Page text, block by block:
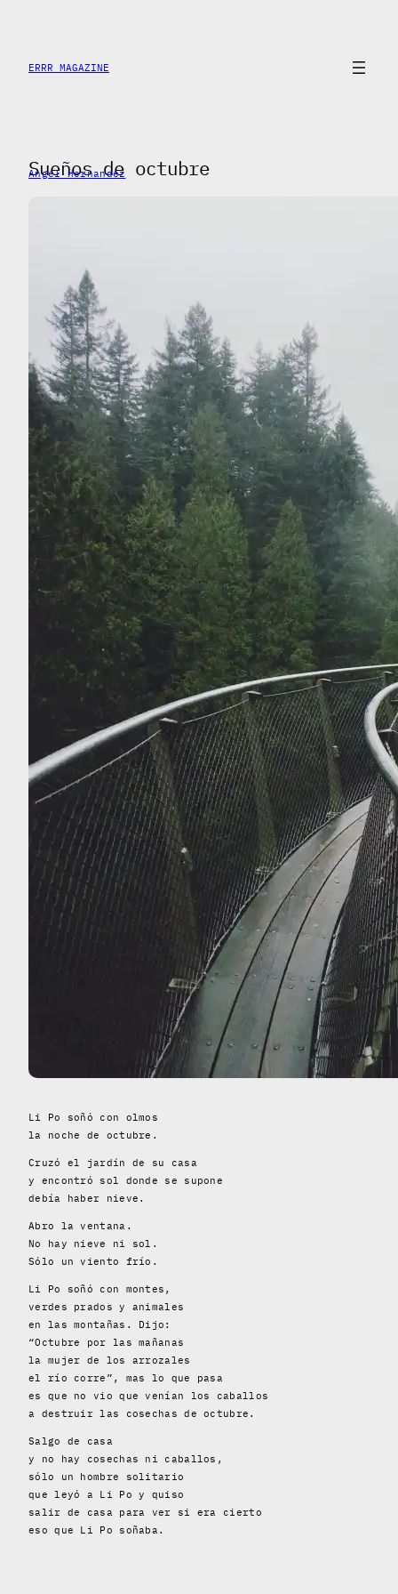
content
ERRR MAGAZINE
Sueños de octubre
Angel Hernandez
Li Po soñó con olmos
la noche de octubre.
Cruzó el jardín de su casa
y encontró sol donde se supone
debía haber nieve.
Abro la ventana.
No hay nieve ni sol.
Sólo un viento frío.
Li Po soñó con montes,
verdes prados y animales
en las montañas. Dijo:
“Octubre por las mañanas
la mujer de los arrozales
el río corre”, mas lo que pasa
es que no vio que venían los caballos
a destruir las cosechas de octubre.
Salgo de casa
y no hay cosechas ni caballos,
sólo un hombre solitario
que leyó a Li Po y quiso
salir de casa para ver si era cierto
eso que Li Po soñaba.